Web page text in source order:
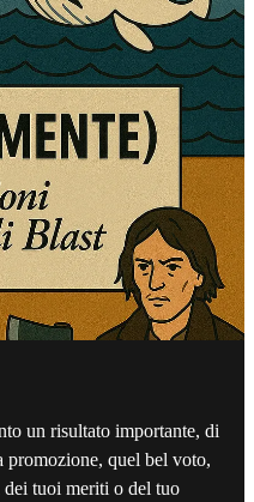
un risultato importante, di
promozione, quel bel voto,
tuoi meriti o del tuo